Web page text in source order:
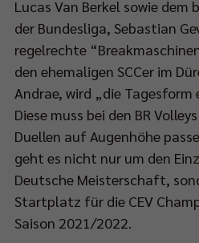
Lucas Van Berkel sowie dem
der Bundesliga, Sebastian
regelrechte
den ehemaligen SCCer im
Andrae, wird „die Tagesform
Diese muss bei den BR
Duellen auf Augenhöhe
geht es nicht nur um den
Deutsche Meisterschaft,
Startplatz für die CEV
Saison 2021/2022.
bit.ly/SPORT1StreamPokalfinale